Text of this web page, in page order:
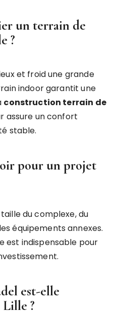
un terrain de
?
et froid une grande
indoor garantit une
construction terrain de
assure un confort
stable.
pour un projet
du complexe, du
équipements annexes.
est indispensable pour
est-elle
?